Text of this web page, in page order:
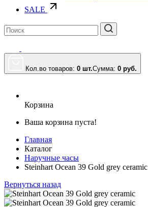
SALE
Кол.во товаров: 0 шт.Сумма: 0 руб.
Корзина
Ваша корзина пуста!
Главная
Каталог
Наручные часы
Steinhart Ocean 39 Gold grey ceramic
Вернуться назад